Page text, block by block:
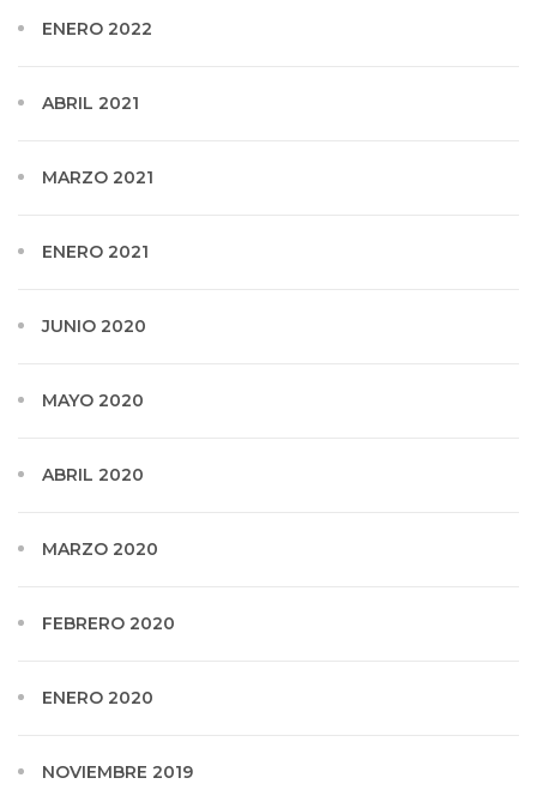
ENERO 2022
ABRIL 2021
MARZO 2021
ENERO 2021
JUNIO 2020
MAYO 2020
ABRIL 2020
MARZO 2020
FEBRERO 2020
ENERO 2020
NOVIEMBRE 2019